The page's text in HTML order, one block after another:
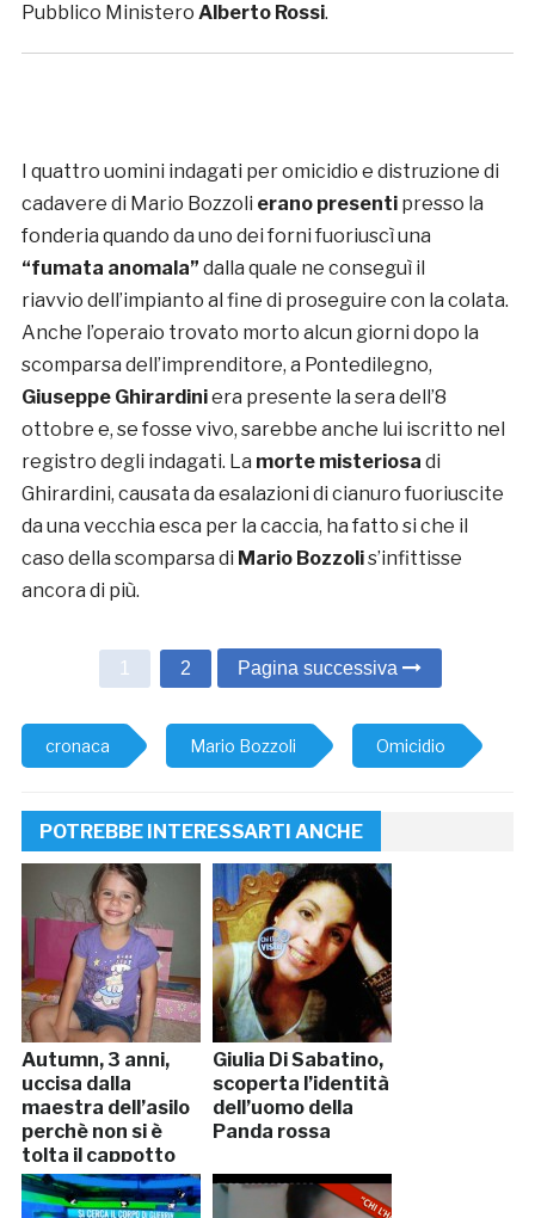
Pubblico Ministero Alberto Rossi.
I quattro uomini indagati per omicidio e distruzione di
cadavere di Mario Bozzoli erano presentipresso la
fonderia quando da uno dei forni fuoriuscì una
“fumata anomala” dalla quale ne conseguì il
riavvio dell’impianto al fine di proseguire con la colata.
Anche l’operaio trovato morto alcun giorni dopo la
scomparsa dell’imprenditore, a Pontedilegno,
Giuseppe Ghirardiniera presente la sera dell’8
ottobre e, se fosse vivo, sarebbe anche lui iscritto nel
registro degli indagati. La morte misteriosa di
Ghirardini, causata da esalazioni di cianuro fuoriuscite
da una vecchia esca per la caccia, ha fatto si che il
caso della scomparsa di Mario Bozzolis’infittisse
ancora di più.
1 2 Pagina successiva
cronaca Mario Bozzoli Omicidio
POTREBBE INTERESSARTI ANCHE
Autumn, 3 anni,
uccisa dalla
maestra dell’asilo
perchè non si è
tolta il cappotto
Giulia Di Sabatino,
scoperta l’identità
dell’uomo della
Panda rossa